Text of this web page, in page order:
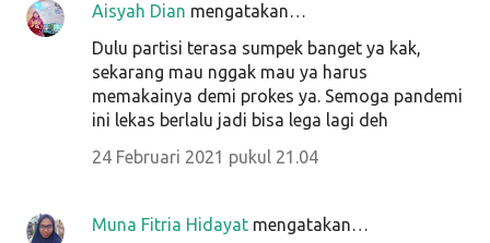
Aisyah Dian mengatakan…
Dulu partisi terasa sumpek banget ya kak,
sekarang mau nggak mau ya harus
memakainya demi prokes ya. Semoga pandemi
ini lekas berlalu jadi bisa lega lagi deh
24 Februari 2021 pukul 21.04
Muna Fitria Hidayat mengatakan…